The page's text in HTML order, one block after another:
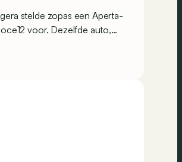
stelde zopas een Aperta-
voor. Dezelfde auto,